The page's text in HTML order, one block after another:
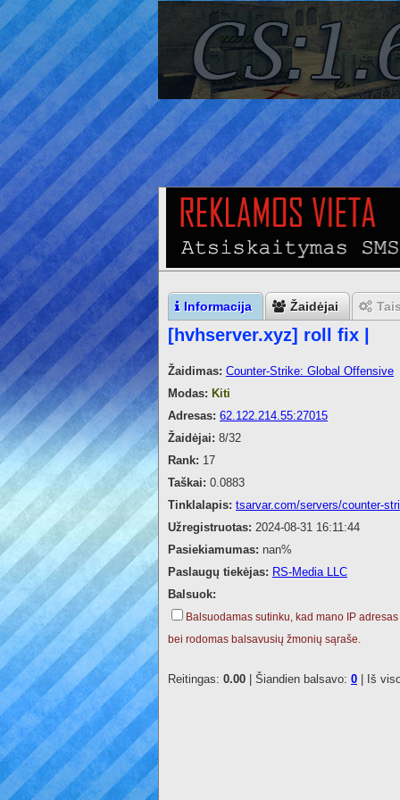
Informacija Žaidėjai
[hvhserver.xyz] roll fix |
Žaidimas: Counter-Strike: Global Offensive
Modas: Kiti
Adresas: 62.122.214.55:27015
Žaidėjai: 8/32
Rank: 17
Taškai: 0.0883
Tinklalapis: tsarvar.com/servers/counter-
Užregistruotas: 2024-08-31 16:11:44
Pasiekiamumas: nan%
Paslaugų tiekėjas: RS-Media LLC
Balsuok:
Balsuodamas sutinku, kad mano IP
bei rodomas balsavusių žmonių sąraše.
Reitingas: 0.00 | Šiandien balsavo: 0 | Iš